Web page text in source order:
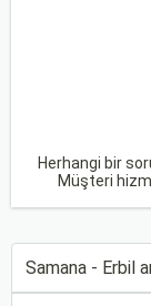
Herhangi bir
Müşteri
Samana - Erbil